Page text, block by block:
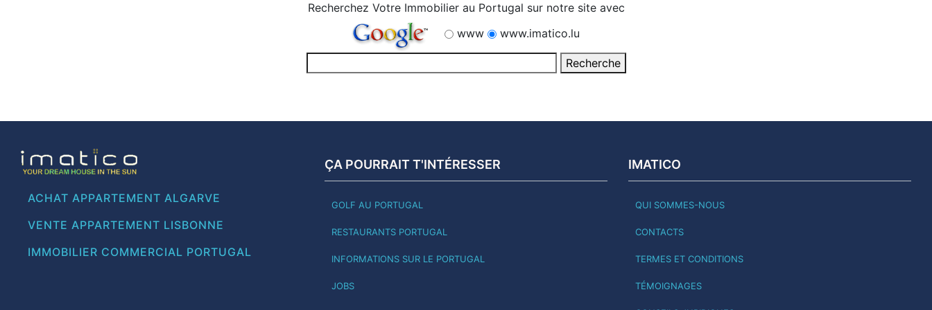
Recherchez Votre Immobilier au Portugal sur notre site avec
www
www.imatico.lu
ACHAT APPARTEMENT ALGARVE
VENTE APPARTEMENT LISBONNE
IMMOBILIER COMMERCIAL PORTUGAL
ÇA POURRAIT T'INTÉRESSER
GOLF AU PORTUGAL
RESTAURANTS PORTUGAL
INFORMATIONS SUR LE PORTUGAL
JOBS
IMATICO
QUI SOMMES-NOUS
CONTACTS
TERMES ET CONDITIONS
TÉMOIGNAGES